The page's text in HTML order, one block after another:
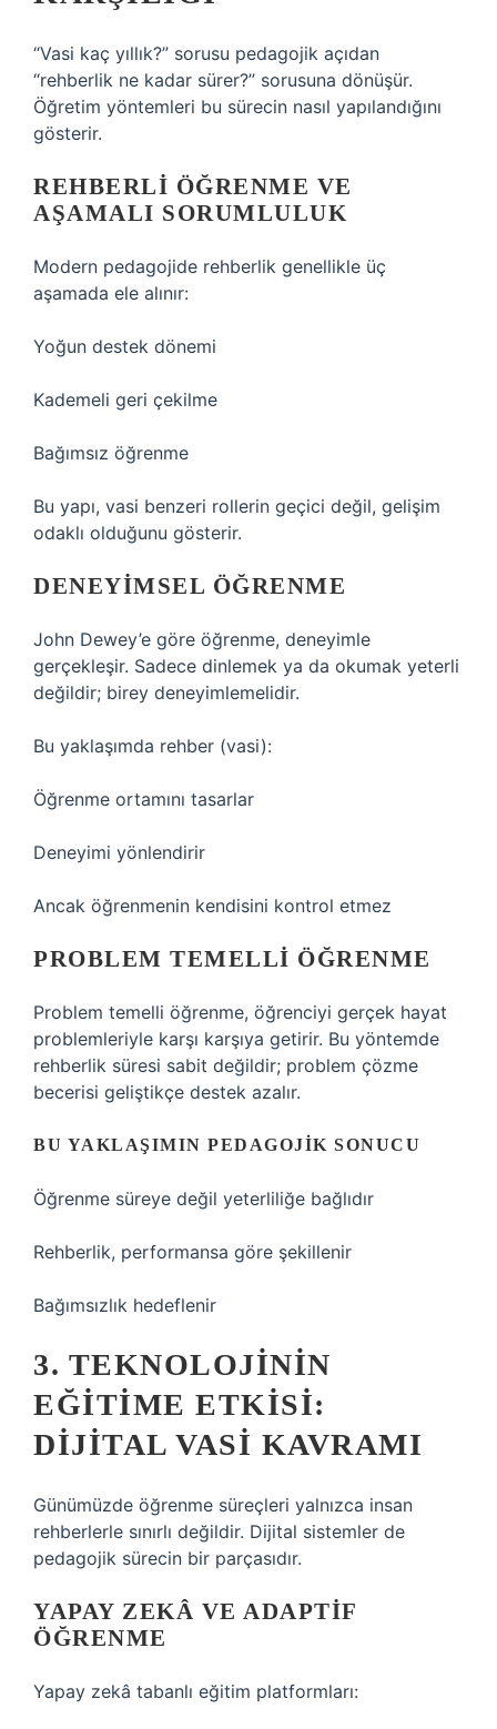
“Vasi kaç yıllık?” sorusu pedagojik açıdan
“rehberlik ne kadar sürer?” sorusuna dönüşür.
Öğretim yöntemleri bu sürecin nasıl yapılandığını
gösterir.
REHBERLI ÖĞRENME VE
AŞAMALI SORUMLULUK
Modern pedagojide rehberlik genellikle üç
aşamada ele alınır:
Yoğun destek dönemi
Kademeli geri çekilme
Bağımsız öğrenme
Bu yapı, vasi benzeri rollerin geçici değil, gelişim
odaklı olduğunu gösterir.
DENEYIMSEL ÖĞRENME
John Dewey’e göre öğrenme, deneyimle
gerçekleşir. Sadece dinlemek ya da okumak yeterli
değildir; birey deneyimlemelidir.
Bu yaklaşımda rehber (vasi):
Öğrenme ortamını tasarlar
Deneyimi yönlendirir
Ancak öğrenmenin kendisini kontrol etmez
PROBLEM TEMELLI ÖĞRENME
Problem temelli öğrenme, öğrenciyi gerçek hayat
problemleriyle karşı karşıya getirir. Bu yöntemde
rehberlik süresi sabit değildir; problem çözme
becerisi geliştikçe destek azalır.
BU YAKLAŞIMIN PEDAGOJIK SONUCU
Öğrenme süreye değil yeterliliğe bağlıdır
Rehberlik, performansa göre şekillenir
Bağımsızlık hedeflenir
3. TEKNOLOJININ
EĞITIME ETKISI:
DIJITAL VASI KAVRAMI
Günümüzde öğrenme süreçleri yalnızca insan
rehberlerle sınırlı değildir. Dijital sistemler de
pedagojik sürecin bir parçasıdır.
YAPAY ZEKÂ VE ADAPTIF
ÖĞRENME
Yapay zekâ tabanlı eğitim platformları: